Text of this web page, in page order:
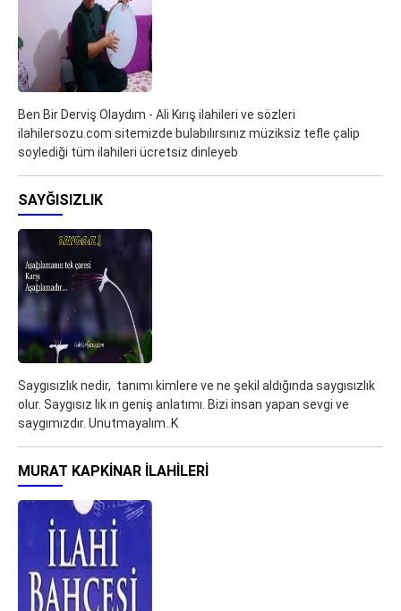
Ben Bir Derviş Olaydım - Ali Kırış ilahileri ve sözleri
ilahilersozu.com sitemizde bulabılırsınız müziksiz tefle çalip
soylediği tüm ilahileri ücretsiz dinleyeb
SAYĞISIZLIK
Saygısızlık nedir, tanımı kimlere ve ne şekil aldığında saygısızlık
olur. Saygısız lık ın geniş anlatımı. Bizi insan yapan sevgi ve
saygımızdır. Unutmayalım..K
MURAT KAPKINAR ILAHILERI